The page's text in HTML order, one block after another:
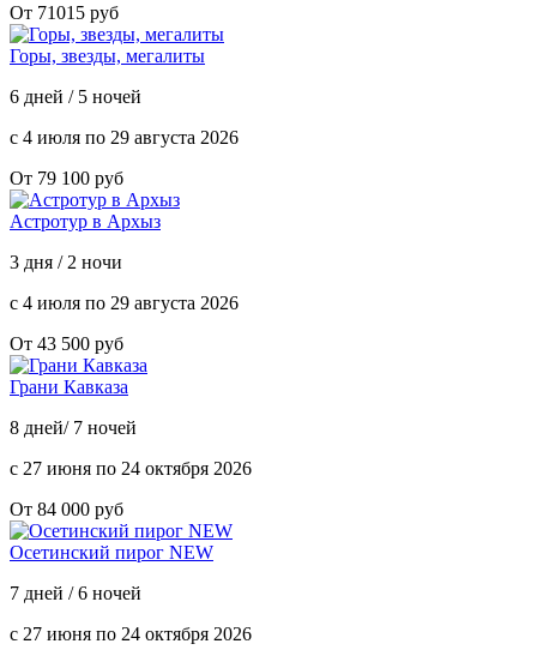
От 71015 руб
Горы, звезды, мегалиты
6 дней / 5 ночей
с 4 июля по 29 августа 2026
От 79 100 руб
Астротур в Архыз
3 дня / 2 ночи
с 4 июля по 29 августа 2026
От 43 500 руб
Грани Кавказа
8 дней/ 7 ночей
с 27 июня по 24 октября 2026
От 84 000 руб
Осетинский пирог NEW
7 дней / 6 ночей
с 27 июня по 24 октября 2026